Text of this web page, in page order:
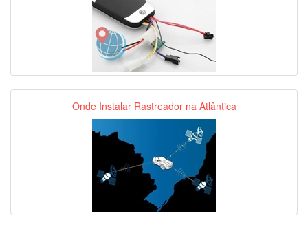
Onde Instalar Rastreador na Atlântica